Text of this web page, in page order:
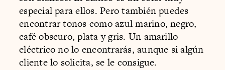
especial para ellos. Pero también puedes
encontrar tonos como azul marino, negro,
café obscuro, plata y gris. Un amarillo
eléctrico no lo encontrarás, aunque si algún
cliente lo solicita, se le consigue.